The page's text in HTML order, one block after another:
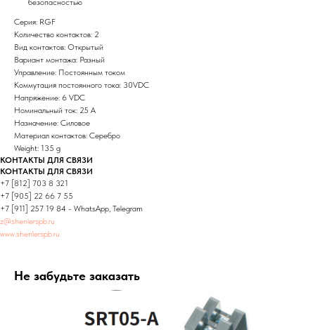
безопасностью
Серия: RGF
Количество контактов: 2
Вид контактов: Открытый
Вариант монтажа: Разный
Управление: Постоянным током
Коммутация постоянного тока: 30VDC
Напряжение: 6 VDC
Номинальный ток: 25 A
Назначение: Силовое
Материал контактов: Серебро
Weight: 135 g
КОНТАКТЫ ДЛЯ СВЯЗИ
КОНТАКТЫ ДЛЯ СВЯЗИ
+7 [812] 703 8 321
+7 [905] 22 66 7 55
+7 [911] 257 19 84 - WhatsApp, Telegram
z@shenlerspb.ru
www.shenlerspb.ru
Не забудьте заказать